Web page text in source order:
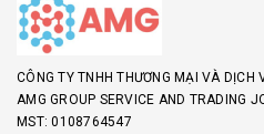
CÔNG TY TNHH THƯƠNG MẠI VÀ DỊCH
AMG GROUP SERVICE AND TRADING
MST: 0108764547